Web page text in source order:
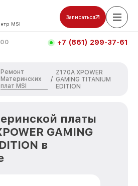
MSI
Записаться
+7 (861) 299-37-61
Ремонт
Материнских
плат MSI
/
Z170A XPOWER
GAMING TITANIUM
EDITION
платы
GAMING
в